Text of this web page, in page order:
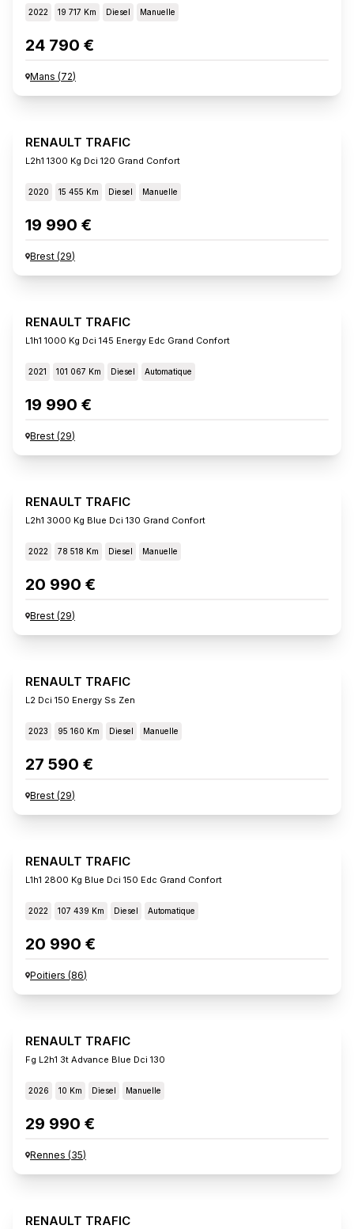
2022 19 717 Km Diesel Manuelle
24 790 €
Mans (72)
RENAULT TRAFIC
L2h1 1300 Kg Dci 120 Grand Confort
2020 15 455 Km Diesel Manuelle
19 990 €
Brest (29)
RENAULT TRAFIC
L1h1 1000 Kg Dci 145 Energy Edc Grand Confort
2021 101 067 Km Diesel Automatique
19 990 €
Brest (29)
RENAULT TRAFIC
L2h1 3000 Kg Blue Dci 130 Grand Confort
2022 78 518 Km Diesel Manuelle
20 990 €
Brest (29)
RENAULT TRAFIC
L2 Dci 150 Energy Ss Zen
2023 95 160 Km Diesel Manuelle
27 590 €
Brest (29)
RENAULT TRAFIC
L1h1 2800 Kg Blue Dci 150 Edc Grand Confort
2022 107 439 Km Diesel Automatique
20 990 €
Poitiers (86)
RENAULT TRAFIC
Fg L2h1 3t Advance Blue Dci 130
2026 10 Km Diesel Manuelle
29 990 €
Rennes (35)
RENAULT TRAFIC